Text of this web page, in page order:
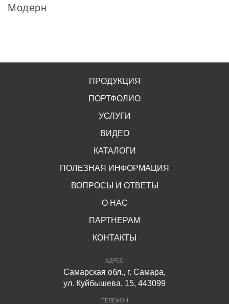
Модерн
ПРОДУКЦИЯ
ПОРТФОЛИО
УСЛУГИ
ВИДЕО
КАТАЛОГИ
ПОЛЕЗНАЯ ИНФОРМАЦИЯ
ВОПРОСЫ И ОТВЕТЫ
О НАС
ПАРТНЕРАМ
КОНТАКТЫ
АДРЕС
Самарская обл., г. Самара,
ул. Куйбышева, 15, 443099
ТЕЛЕФОН